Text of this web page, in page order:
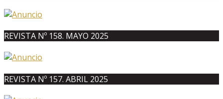
REVISTA Nº 158. MAYO 2025
REVISTA Nº 157. ABRIL 2025